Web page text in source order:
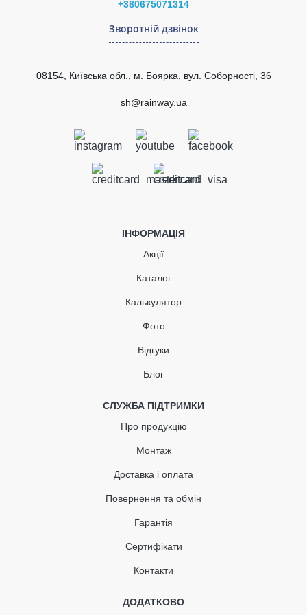
випромінювання
Європейський стандарт
EN 607:2004
ВІДПРАВИТИ
Муфта ринви (RAINWAY 90)
біла
-15%
КУПИТЬ
+380675071314
Зворотній дзвінок
08154, Київська обл., м. Боярка, вул. Соборності, 36
sh@rainway.ua
ІНФОРМАЦІЯ
Акції
Каталог
Калькулятор
Фото
Відгуки
Блог
СЛУЖБА ПІДТРИМКИ
Про продукцію
Монтаж
Доставка і оплата
Повернення та обмін
Гарантія
Сертифікати
Контакти
ДОДАТКОВО